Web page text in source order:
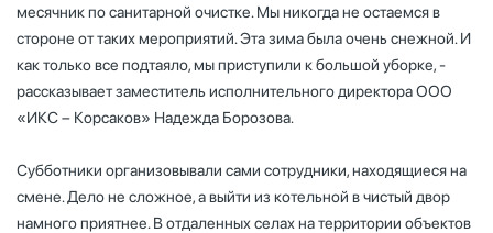
месячник по санитарной очистке. Мы никогда не остаемся в
стороне от таких мероприятий. Эта зима была очень снежной. И
как только все подтаяло, мы приступили к большой уборке, -
рассказывает заместитель исполнительного директора ООО
«ИКС – Корсаков» Надежда Борозова.
Субботники организовывали сами сотрудники, находящиеся на
смене. Дело не сложное, а выйти из котельной в чистый двор
намного приятнее. В отдаленных селах на территории объектов